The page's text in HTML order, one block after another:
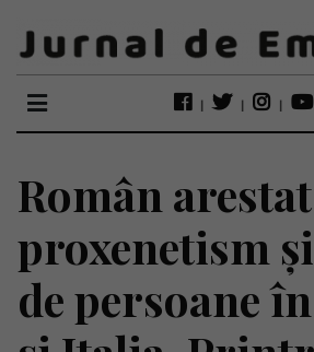
Român
proxenetism
de persoane